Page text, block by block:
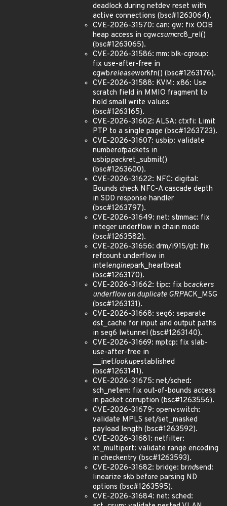
deadlock during netdev reset with
active connections (bsc#1263064).
CVE-2026-31570: can: gw: fix OOB
heap access in cgwcsumcrc8_rel()
(bsc#1263065).
CVE-2026-31586: mm: blk-cgroup:
fix use-after-free in
cgwbreleaseworkfn() (bsc#1263176).
CVE-2026-31588: KVM: x86: Use
scratch field in MMIO fragment to
hold small write values
(bsc#1263165).
CVE-2026-31602: ALSA: ctxfi: Limit
PTP to a single page (bsc#1263723).
CVE-2026-31607: usbip: validate
numberofpackets in
usbippackret_submit()
(bsc#1263600).
CVE-2026-31622: NFC: digital:
Bounds check NFC-A cascade depth
in SDD response handler
(bsc#1263797).
CVE-2026-31649: net: stmmac: fix
integer underflow in chain mode
(bsc#1263582).
CVE-2026-31656: drm/i915/gt: fix
refcount underflow in
intelenginepark_heartbeat
(bsc#1263170).
CVE-2026-31662: tipc: fix bcackers
underflow on duplicate GRPACK_MSG
(bsc#1263131).
CVE-2026-31668: seg6: separate
dst_cache for input and output paths
in seg6 lwtunnel (bsc#1263140).
CVE-2026-31669: mptcp: fix slab-
use-after-free in
__inetlookupestablished
(bsc#1263141).
CVE-2026-31675: net/sched:
sch_netem: fix out-of-bounds access
in packet corruption (bsc#1263556).
CVE-2026-31679: openvswitch:
validate MPLS set/set_masked
payload length (bsc#1263592).
CVE-2026-31681: netfilter:
xt_multiport: validate range encoding
in checkentry (bsc#1263593).
CVE-2026-31682: bridge: brndsend:
linearize skb before parsing ND
options (bsc#1263595).
CVE-2026-31684: net: sched: